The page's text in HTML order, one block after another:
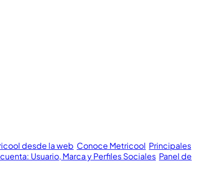
desde la web Conoce Metricool Principales
Usuario, Marca y Perfiles Sociales Panel de